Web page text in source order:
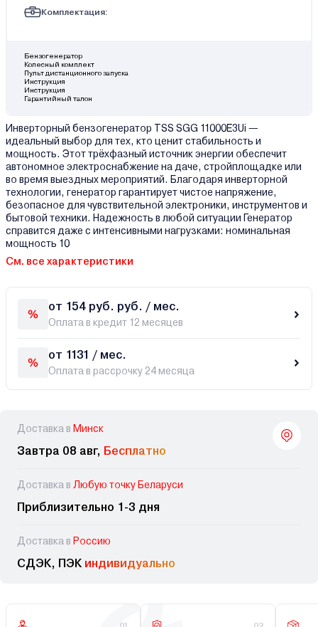
Комплектация:
Бензогенератор
Колесный комплект
Пульт дистанционного запуска
Инструкция
Инструкция
Гарантийный талон
Инверторный бензогенератор TSS SGG 11000E3Ui —
идеальный выбор для тех, кто ценит стабильность и
мощность. Этот трёхфазный источник энергии обеспечит
автономное электроснабжение на даче, стройплощадке или
во время выездных мероприятий. Благодаря инверторной
технологии, генератор гарантирует чистое напряжение,
безопасное для чувствительной электроники, инструментов и
бытовой техники. Надежность в любой ситуации Генератор
справится даже с интенсивными нагрузками: номинальная
мощность 10
См. все характеристики
от 154 руб. руб. / мес.
Оплата в кредит 12 месяцев
от 1131 / мес.
Оплата в рассрочку 24 месяца
Доставка в Минск
Завтра 08 авг, Бесплатно
Доставка в Любую точку Беларуси
Приблизительно 1-3 дня
Доставка в Россию
СДЭК, ПЭК индивидуально